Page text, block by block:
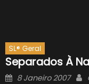
SL® Geral
Separados À
Posted
8 Janeiro 2007